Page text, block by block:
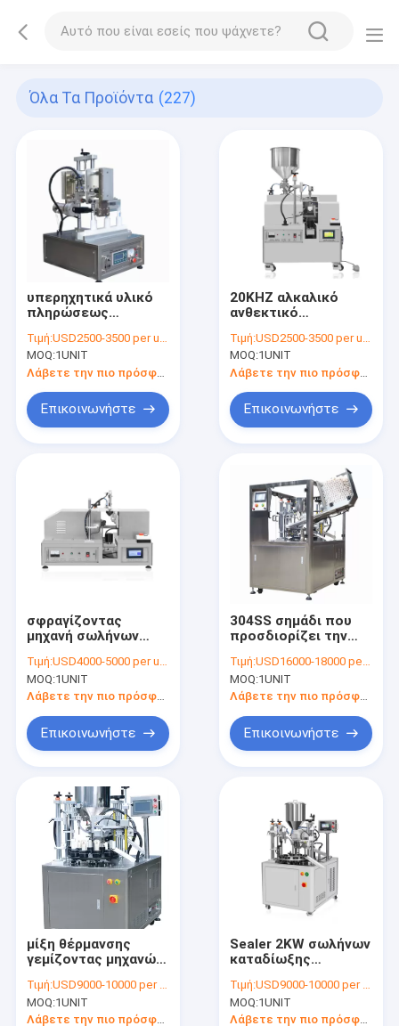
Όλα Τα Προϊόντα (227)
υπερηχητικά υλικό
πληρώσεως
180kg και Sealer,
μήκος 1000mm
σφραγίζοντας
μηχανή πλήρωσης
σωλήνων
Τιμή:USD2500-3500 per unit
MOQ:1UNIT
Λάβετε την πιο πρόσφατη τιμή
Επικοινωνήστε
20KHZ αλκαλικό
ανθεκτικό
σωλήνων καλλυντικό
50mm που σφραγίζει
Τιμή:USD2500-3500 per unit
MOQ:1UNIT
Επικοινωνήστε
σφραγίζοντας
μηχανή σωλήνων
10pcs/Min, Sealers
σωλήνων 0.6MPa
Τιμή:USD4000-5000 per unit
MOQ:1UNIT
Λάβετε την πιο πρόσφατη τιμή
Επικοινωνήστε
304SS σημάδι που
προσδιορίζει την
σωλήνων οθόνη
αφής PLC
θερμότητας
Τιμή:USD16000-18000 per unit
MOQ:1UNIT
Επικοινωνήστε
μίξη θέρμανσης
γεμίζοντας μηχανών
κολλών 20pcs/Min
316L SS
Τιμή:USD9000-10000 per unit
MOQ:1UNIT
Λάβετε την πιο πρόσφατη τιμή
Sealer 2KW σωλήνων
καταδίωξης
εκκέντρων
υπερηχητική
πλήρωση σωλήνων
Τιμή:USD9000-10000 per unit
MOQ:1UNIT
Λάβετε την πιο πρόσφατη τιμή